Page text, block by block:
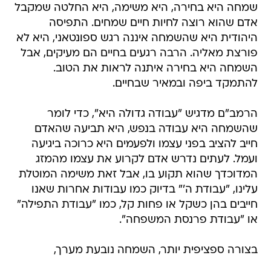
שמחה היא בחירה, היא משימה, היא החלטה שמקבל
אדם שהוא רוצה לחיות חיים שמחים. התפיסה
היהודית היא שהשמחה איננה רגש ספונטאני, היא לא
פורצת מאליה. הרבה רגעים בחיים הם מעיקים, אבל
השמחה היא בחירה איתנה לראות את הטוב.
להתמקד ביפה ובמאיר שבחיים.
הרמב"ם מדגיש "עבודה גדולה היא", כדי לומר
שהשמחה היא עבודה בנפש, היא תביעה שהאדם
חייב להציב בפני עצמו ולפעמים היא כרוכה ביגיעה
ועמל. לעתים נדרש אדם לקרוע את עצמו מהמזג
המדוכדך שהוא תקוע בו, אבל זאת משימה המוטלת
עלינו, "עבודת ה'" בדיוק כמו עבודות אחרות שאנו
חייבים בהן כשקל או פחות קל, כמו "עבודת התפילה"
או "עבודת פרנסת המשפחה".
בצורה ספציפית יותר, השמחה נובעת מערך,